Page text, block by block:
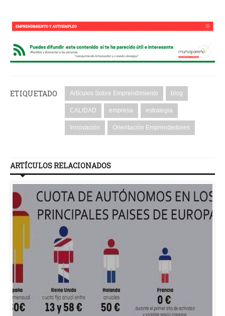
ETIQUETADO Artículos Sobre Emprendimiento blog
CALIDAD empresa estrategia
Innovación Orientación Emprendedores
ARTÍCULOS RELACIONADOS